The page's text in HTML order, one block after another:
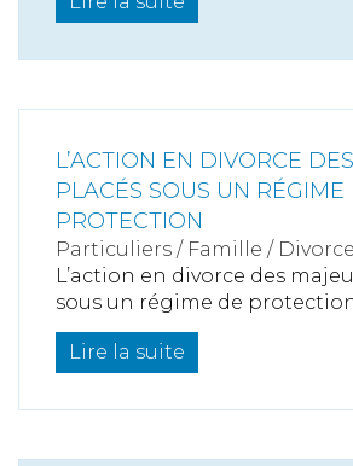
L’ACTION EN DIVORCE
PLACÉS SOUS UN RÉGIME
PROTECTION
Particuliers / Famille /
L’action en divorce des
sous un régime de
Lire la suite